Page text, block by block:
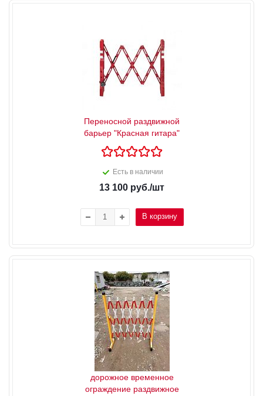
Переносной раздвижной
барьер "Красная гитара"
Есть в наличии
13 100 руб./шт
В корзину
дорожное временное
ограждение раздвижное